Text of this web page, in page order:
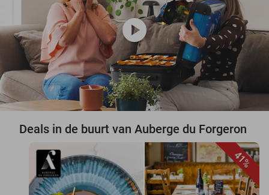
play_circle
Deals in de buurt van Auberge du Forgeron
41%